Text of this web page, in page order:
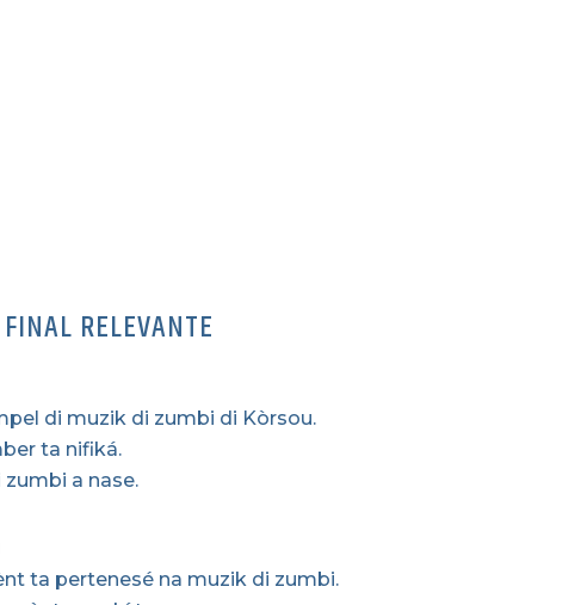
RELEVANTE
di muzik di zumbi di Kòrsou.
ta nifiká.
a nase.
ta pertenesé na muzik di zumbi.